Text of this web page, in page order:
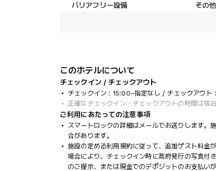
バリアフリー設備
その他
このホテルについて
チェックイン / チェックアウト
チェックイン : 15:00~指定なし / チェックアウト
正確なチェックイン・チェックアウトの時間は宿
ご利用にあたっての注意事項
スマートロックの詳細はメールでお送りします。
合があります。
施設の定める利用規約に従って、追加ゲスト料金
場合により、チェックイン時に政府発行の写真付
のご提示、または現金でのデポジットのお支払い